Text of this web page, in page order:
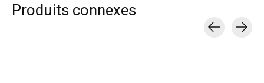
Produits connexes